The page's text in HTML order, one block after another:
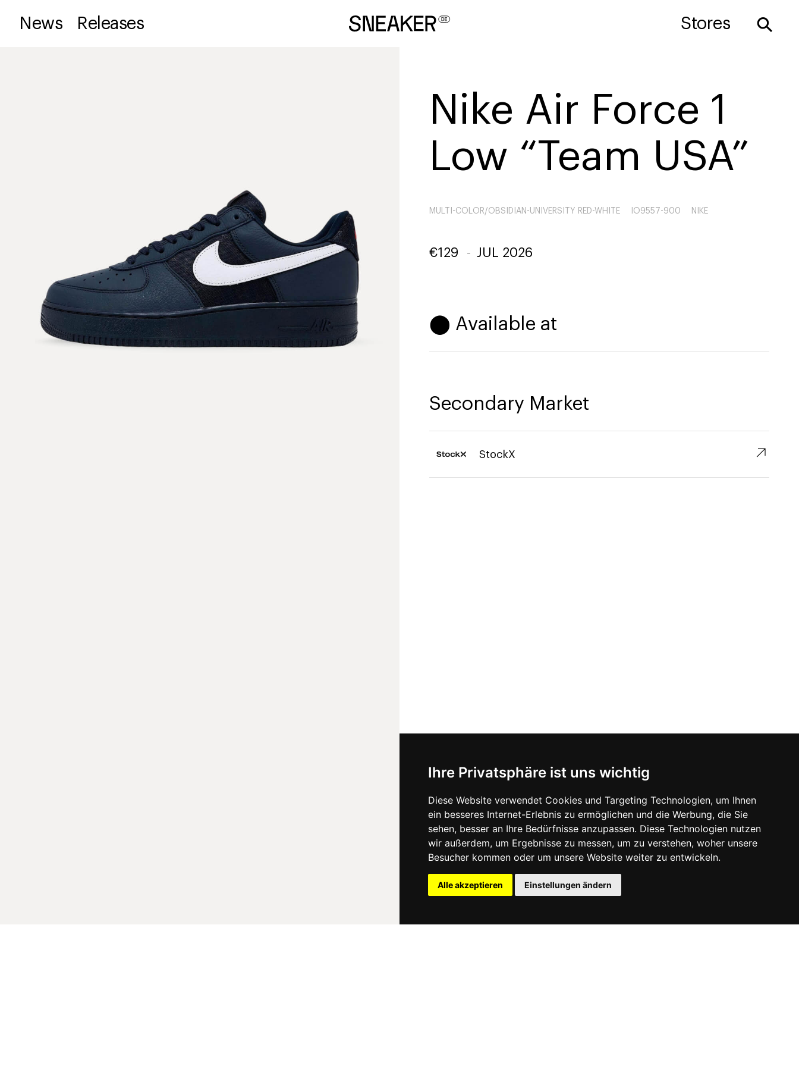
Ihre Privatsphäre ist uns wichtig
Diese Website verwendet Cookies und Targeting Technologien, um Ihnen
ein besseres Internet-Erlebnis zu ermöglichen und die Werbung, die Sie
sehen, besser an Ihre Bedürfnisse anzupassen. Diese Technologien nutzen
wir außerdem, um Ergebnisse zu messen, um zu verstehen, woher unsere
Besucher kommen oder um unsere Website weiter zu entwickeln.
Alle akzeptieren Einstellungen ändern
News Releases Stores ⚲
Nike Air Force 1
Low “Team USA”
MULTI-COLOR/OBSIDIAN-UNIVERSITY RED-WHITE IO9557-900 NIKE
€129 - JUL 2026
⬤ Available at
Secondary Market
StockX ↗︎